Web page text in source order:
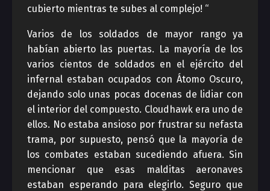
cubierto mientras te subes al complejo! “
Varios de los soldados de mayor rango ya
habían abierto las puertas. La mayoría de los
varios cientos de soldados en el ejército del
infernal estaban ocupados con Átomo Oscuro,
dejando solo unas pocas docenas de lidiar con
el interior del compuesto. Cloudhawk era uno de
ellos. No estaba ansioso por frustrar su nefasta
trama, por supuesto, pensó que la mayoría de
los combates estaban sucediendo afuera. Sin
mencionar que esas malditas aeronaves
estaban esperando para elegirlo. Seguro que